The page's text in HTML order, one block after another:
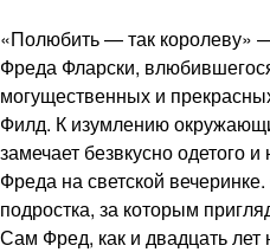
«Полюбить — так королеву»
Фреда Фларски,
могущественных и
Филд. К изумлению
замечает безвкусно одетого
Фреда на светской
подростка, за которым
Сам Фред, как и двадцать лет